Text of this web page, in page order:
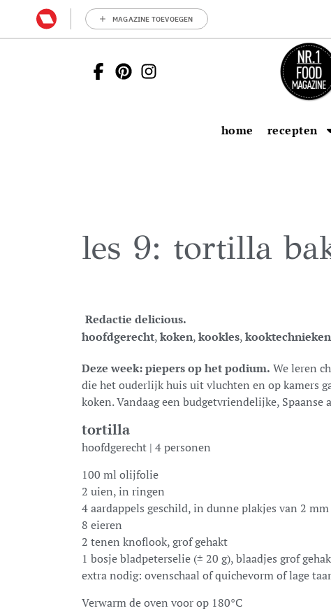
MAGAZINE TOEVOEGEN
home recepten
les 9: tortilla
Redactie delicious.
hoofdgerecht,koken,kookles,kooktechnieken
Deze week: piepers op het podium. We leren
die het ouderlijk huis uit vluchten en op kamers
koken. Vandaag een budgetvriendelijke,
tortilla
hoofdgerecht | 4 personen
100 ml olijfolie
2 uien, in ringen
4 aardappels geschild, in dunne plakjes van 2 mm
8 eieren
2 tenen knoflook, grof gehakt
1 bosje bladpeterselie (± 20 g), blaadjes grof
extra nodig: ovenschaal of quichevorm of lage
Verwarm de oven voor op 180°C